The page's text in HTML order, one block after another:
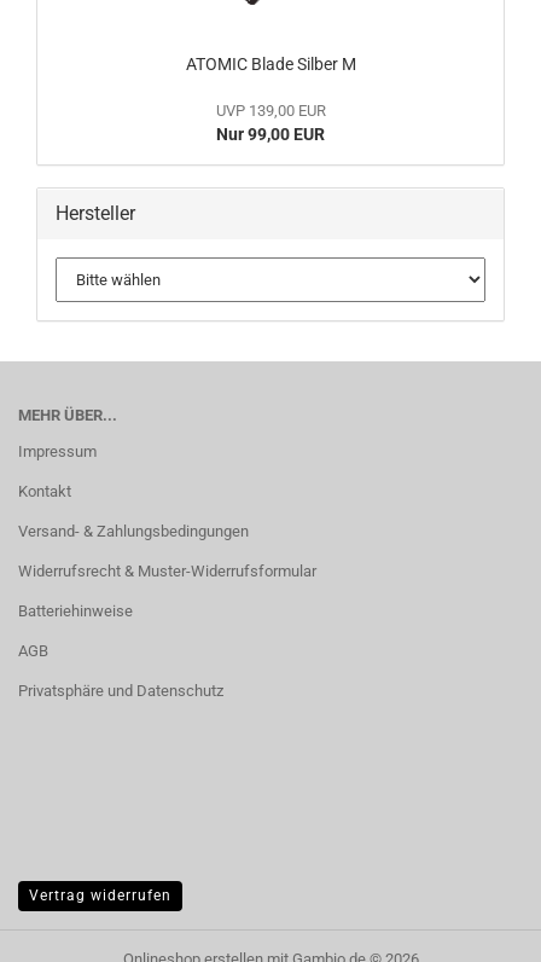
ATOMIC Blade Silber M
UVP 139,00 EUR
Nur 99,00 EUR
Hersteller
MEHR ÜBER...
Impressum
Kontakt
Versand- & Zahlungsbedingungen
Widerrufsrecht & Muster-Widerrufsformular
Batteriehinweise
AGB
Privatsphäre und Datenschutz
Vertrag widerrufen